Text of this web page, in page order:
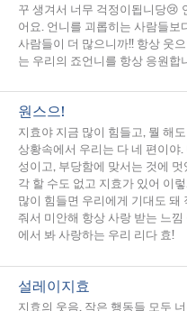
꾸 생겨서 너무 걱정이됩니당😢
어요. 언니를 괴롭히는 사람들보
사람들이 더 많으니까!! 항상 웃
는 우리의 죠언니를 항상 응원합
원스으!
지효야 지금 많이 힘들고, 뭘 해
상황속에서 우리는 다 네 편이야
성이고, 부당함에 맞서는 것에
각 할 수도 없고 지효가 있어 이
많이 힘들면 우리에게 기대도
줘서 미안해 항상 사랑 받는 느
에서 봐 사랑하는 우리 리다 효!
설레이지효
지효의 웃음, 작은 행동들 모두